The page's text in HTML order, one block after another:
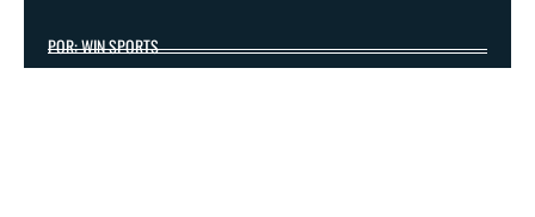
POR: WIN SPORTS